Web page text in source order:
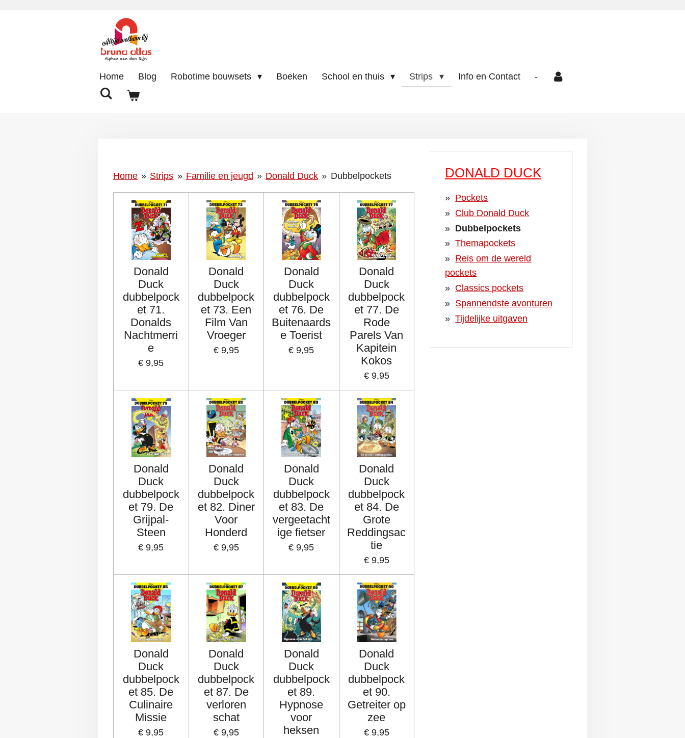
Home Blog Robotime bouwsets Boeken School en thuis Strips Info en Contact -
Home » Strips » Familie en jeugd » Donald Duck » Dubbelpockets
Donald
Duck
dubbelpock
et 71.
Donalds
Nachtmerri
e
€ 9,95
Donald
Duck
dubbelpock
et 73. Een
Film Van
Vroeger
€ 9,95
Donald
Duck
dubbelpock
et 76. De
Buitenaards
e Toerist
€ 9,95
Donald
Duck
dubbelpock
et 77. De
Rode
Parels Van
Kapitein
Kokos
€ 9,95
Donald
Duck
dubbelpock
et 79. De
Grijpal-
Steen
€ 9,95
Donald
Duck
dubbelpock
et 82. Diner
Voor
Honderd
€ 9,95
Donald
Duck
dubbelpock
et 83. De
vergeetacht
ige fietser
€ 9,95
Donald
Duck
dubbelpock
et 84. De
Grote
Reddingsac
tie
€ 9,95
Donald
Duck
dubbelpock
et 85. De
Culinaire
Missie
€ 9,95
Donald
Duck
dubbelpock
et 87. De
verloren
schat
€ 9,95
Donald
Duck
dubbelpock
et 89.
Hypnose
voor
heksen
Donald
Duck
dubbelpock
et 90.
Getreiter op
zee
€ 9,95
DONALD DUCK
Pockets
Club Donald Duck
Dubbelpockets
Themapockets
Reis om de wereld
pockets
Classics pockets
Spannendste avonturen
Tijdelijke uitgaven